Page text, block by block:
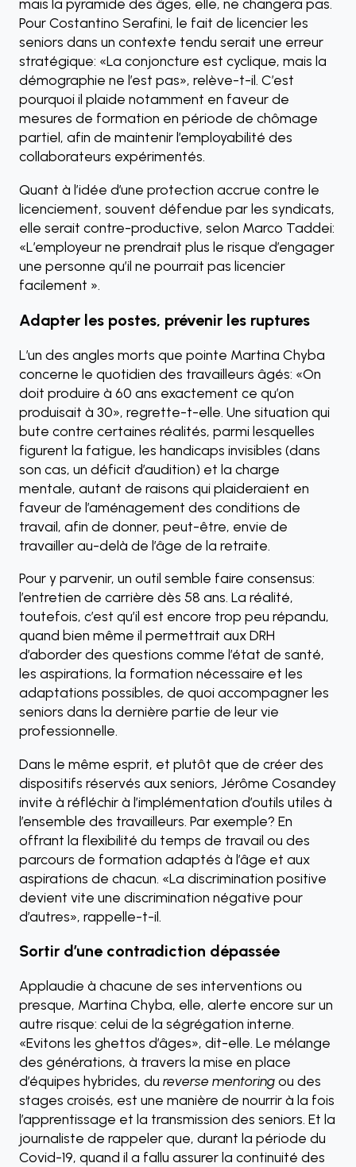
mais la pyramide des âges, elle, ne changera pas.
Pour Costantino Serafini, le fait de licencier les
seniors dans un contexte tendu serait une erreur
stratégique: «La conjoncture est cyclique, mais la
démographie ne l’est pas», relève-t-il. C’est
pourquoi il plaide notamment en faveur de
mesures de formation en période de chômage
partiel, afin de maintenir l’employabilité des
collaborateurs expérimentés.
Quant à l’idée d’une protection accrue contre le
licenciement, souvent défendue par les syndicats,
elle serait contre-productive, selon Marco Taddei:
«L’employeur ne prendrait plus le risque d’engager
une personne qu’il ne pourrait pas licencier
facilement ».
Adapter les postes, prévenir les ruptures
L’un des angles morts que pointe Martina Chyba
concerne le quotidien des travailleurs âgés: «On
doit produire à 60 ans exactement ce qu’on
produisait à 30», regrette-t-elle. Une situation qui
bute contre certaines réalités, parmi lesquelles
figurent la fatigue, les handicaps invisibles (dans
son cas, un déficit d’audition) et la charge
mentale, autant de raisons qui plaideraient en
faveur de l’aménagement des conditions de
travail, afin de donner, peut-être, envie de
travailler au-delà de l’âge de la retraite.
Pour y parvenir, un outil semble faire consensus:
l’entretien de carrière dès 58 ans. La réalité,
toutefois, c’est qu’il est encore trop peu répandu,
quand bien même il permettrait aux DRH
d’aborder des questions comme l’état de santé,
les aspirations, la formation nécessaire et les
adaptations possibles, de quoi accompagner les
seniors dans la dernière partie de leur vie
professionnelle.
Dans le même esprit, et plutôt que de créer des
dispositifs réservés aux seniors, Jérôme Cosandey
invite à réfléchir à l’implémentation d’outils utiles à
l’ensemble des travailleurs. Par exemple? En
offrant la flexibilité du temps de travail ou des
parcours de formation adaptés à l’âge et aux
aspirations de chacun. «La discrimination positive
devient vite une discrimination négative pour
d’autres», rappelle-t-il.
Sortir d’une contradiction dépassée
Applaudie à chacune de ses interventions ou
presque, Martina Chyba, elle, alerte encore sur un
autre risque: celui de la ségrégation interne.
«Evitons les ghettos d’âges», dit-elle. Le mélange
des générations, à travers la mise en place
d’équipes hybrides, du reverse mentoringou des
stages croisés, est une manière de nourrir à la fois
l’apprentissage et la transmission des seniors. Et la
journaliste de rappeler que, durant la période du
Covid-19, quand il a fallu assurer la continuité des